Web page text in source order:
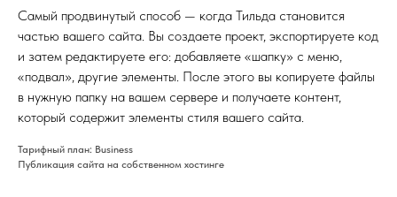
Самый продвинутый способ — когда Тильда становится
частью вашего сайта. Вы создаете проект, экспортируете код
и затем редактируете его: добавляете «шапку» с меню,
«подвал», другие элементы. После этого вы копируете файлы
в нужную папку на вашем сервере и получаете контент,
который содержит элементы стиля вашего сайта.
Тарифный план: Business
Публикация сайта на собственном хостинге